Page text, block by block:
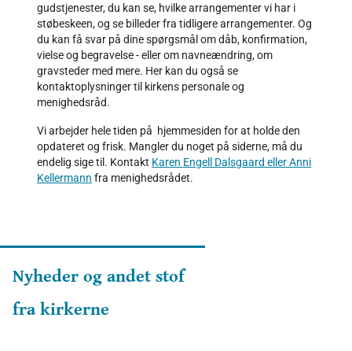
gudstjenester, du kan se, hvilke arrangementer vi har i
støbeskeen, og se billeder fra tidligere arrangementer. Og
du kan få svar på dine spørgsmål om dåb, konfirmation,
vielse og begravelse - eller om navneændring, om
gravsteder med mere. Her kan du også se
kontaktoplysninger til kirkens personale og
menighedsråd.
Vi arbejder hele tiden på hjemmesiden for at holde den
opdateret og frisk. Mangler du noget på siderne, må du
endelig sige til. Kontakt Karen Engell Dalsgaard eller Anni
Kellermann fra menighedsrådet.
Nyheder og andet stof
fra kirkerne